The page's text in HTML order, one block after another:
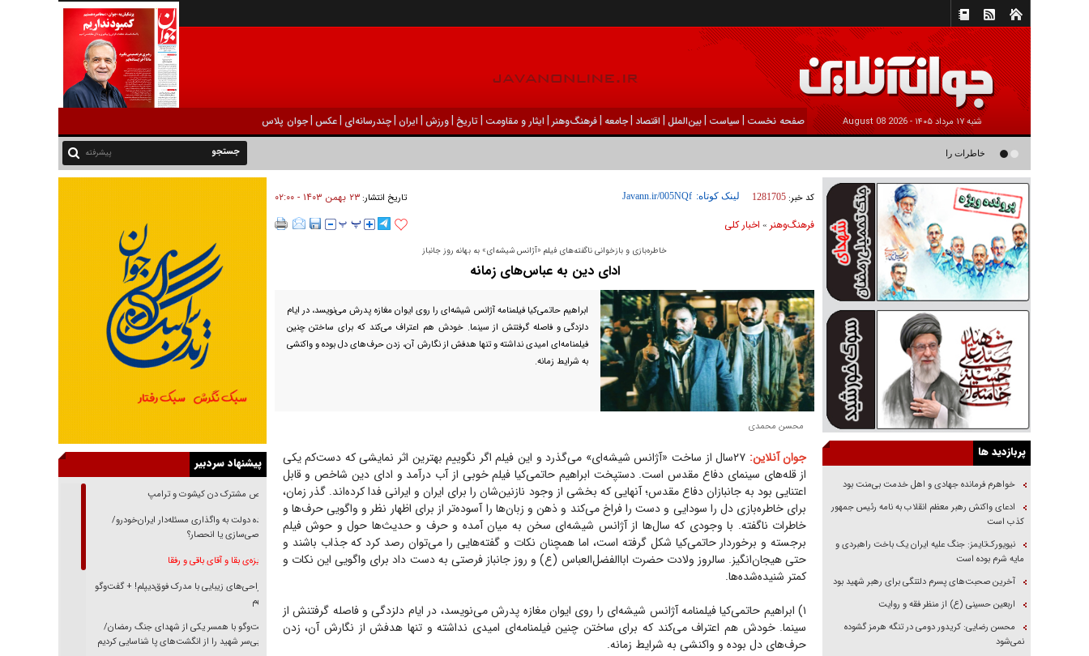
شنبه ۱۷ مرداد ۱۴۰۵ - 2026 August 08 صفحه نخست | سیاست |بين‌الملل | اقتصاد |جامعه |فرهنگ‌و‌هنر | ایثار و مقاومت |تاریخ |ورزش | ايران |چندرسانه‌ای |عکس |جوان پلاس
خاطرات رامین ناصرنصیر از «پشت‌ کنکوری‌ها» و رضا داوودنژاد: رضا کودک درون فعالی داشت و خیلی راحت به شوق می‌آمد پیشرفته
کد خبر: 1281705 لینک کوتاه: تاریخ انتشار:۲۳ بهمن ۱۴۰۳ - ۰۲:۰۰
فرهنگ‌و‌هنر » اخبار كلی
خاطره‌بازی و بازخوانی ناگفته‌های فیلم «آژانس شیشه‌ای» به بهانه روز جانباز
ادای دین به عباس‌های زمانه
ابراهیم حاتمی‌کیا فیلمنامه آژانس شیشه‌ای را روی ایوان مغازه پدرش می‌نویسد، در ایام
دلزدگی و فاصله گرفتنش از سینما. خودش هم اعتراف می‌کند که برای ساختن چنین
فیلمنامه‌ای امیدی نداشته و تنها هدفش از نگارش آن، زدن حرف‌های دل بوده و واکنشی
به شرایط زمانه.
محسن محمدی
جوان آنلاین:
۲۷سال از ساخت «آژانس شیشه‌ای» می‌گذرد و این فیلم اگر نگوییم بهترین اثر نمایشی که دست‌کم یکی
از قله‌های سینمای دفاع مقدس است. دستپخت ابراهیم حاتمی‌کیا فیلم خوبی از آب درآمد و ادای دین شاخص و قابل
اعتنایی بود به جانبازان دفاع مقدس؛ آنهایی که بخشی از وجود نازنین‌شان را برای ایران و ایرانی فدا کرده‌اند. گذر زمان،
برای خاطره‌بازی دل را سودایی و دست را فراخ می‌کند و ذهن و زبان‌ها را آسوده‌تر از برای اظهار نظر و واگویی حرف‌ها و
خاطرات ناگفته. با وجودی که سال‌ها از آژانس شیشه‌ای سخن به میان آمده و حرف و حدیث‌ها حول و حوش فیلم
برجسته و برخوردار حاتمی‌کیا شکل گرفته است، اما همچنان نکات و گفته‌هایی را می‌توان رصد کرد که جذاب باشند و
حتی هیجان‌انگیز. سالروز ولادت حضرت اباالفضل‌العباس (ع) و روز جانباز فرصتی به دست داد برای واگویی این نکات و
کمتر شنیده‌شده‌ها.
۱) ابراهیم حاتمی‌کیا فیلمنامه آژانس شیشه‌ای را روی ایوان مغازه پدرش می‌نویسد، در ایام دلزدگی و فاصله گرفتنش از
سینما. خودش هم اعتراف می‌کند که برای ساختن چنین فیلمنامه‌ای امیدی نداشته و تنها هدفش از نگارش آن، زدن
حرف‌های دل بوده و واکنشی به شرایط زمانه.
پربازدید ها
خواهرم فرمانده جهادی و اهل خدمت بی‌منت بود
ادعای واکنش رهبر معظم انقلاب به نامه رئیس جمهور
کذب است
نیویورک‌تایمز: جنگ علیه ایران یک باخت راهبردی و
مایه شرم بوده است
آخرین صحبت‌های پسرم دلتنگی برای رهبر شهید بود
اربعین حسینی (ع) از منظر فقه و روایت
محسن رضایی: کریدور دومی در تنگه هرمز گشوده
نمی‌شود
پیشنهاد سردبیر
رقص مشترک دن کیشوت و ترامپ
دنده دولت به واگذاری مسئله‌دار ایران‌خودرو/
خصوصی‌سازی یا انحصار؟
غریزه‌ی بقا و آقای باقی و رفقا
جراحی‌های زیبایی با مدرک فوق‌دیپلم! + گفت‌وگو
با متهم
گفت‌وگو با همسر یکی از شهدای جنگ رمضان/
پیکر بی‌سر شهید را از انگشت‌های پا شناسایی کردیم